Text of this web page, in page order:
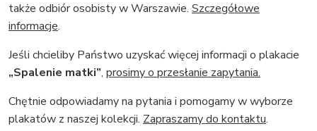
także odbiór osobisty w Warszawie. Szczegółowe
informacje.
Jeśli chcieliby Państwo uzyskać więcej informacji o plakacie
„Spalenie matki”, prosimy o przesłanie zapytania.
Chętnie odpowiadamy na pytania i pomogamy w wyborze
plakatów z naszej kolekcji. Zapraszamy do kontaktu.